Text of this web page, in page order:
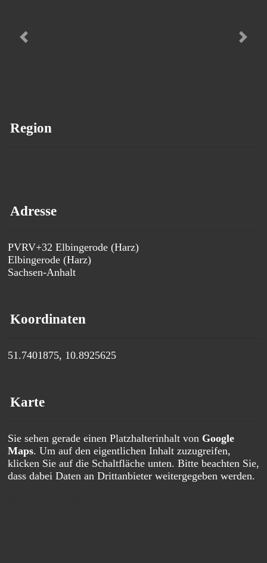
Vorheriges
Region
Adresse
PVRV+32 Elbingerode (Harz)
Elbingerode (Harz)
Sachsen-Anhalt
Koordinaten
51.7401875, 10.8925625
Karte
Sie sehen gerade einen Platzhalterinhalt von Google
Maps. Um auf den eigentlichen Inhalt zuzugreifen,
klicken Sie auf die Schaltfläche unten. Bitte beachten Sie,
dass dabei Daten an Drittanbieter weitergegeben werden.